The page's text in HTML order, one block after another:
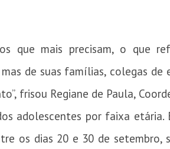
os que mais precisam, o que
de suas famílias, colegas
frisou Regiane de Paula,
adolescentes por faixa
os dias 20 e 30 de